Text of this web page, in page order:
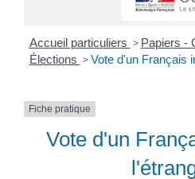
Accueil particuliers > Papiers -
Élections > Vote d'un Français
Fiche pratique
Vote d'un